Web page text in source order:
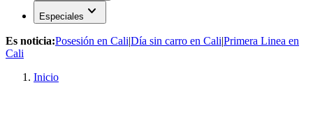
Especiales expand_more
Es noticia:Posesión en Cali|Día sin carro en Cali|Primera Linea en
Cali
Inicio